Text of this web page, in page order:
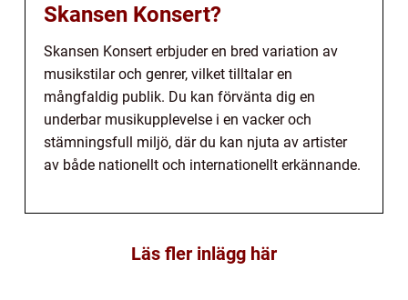
Skansen Konsert?
Skansen Konsert erbjuder en bred variation av
musikstilar och genrer, vilket tilltalar en
mångfaldig publik. Du kan förvänta dig en
underbar musikupplevelse i en vacker och
stämningsfull miljö, där du kan njuta av artister
av både nationellt och internationellt erkännande.
Läs fler inlägg här